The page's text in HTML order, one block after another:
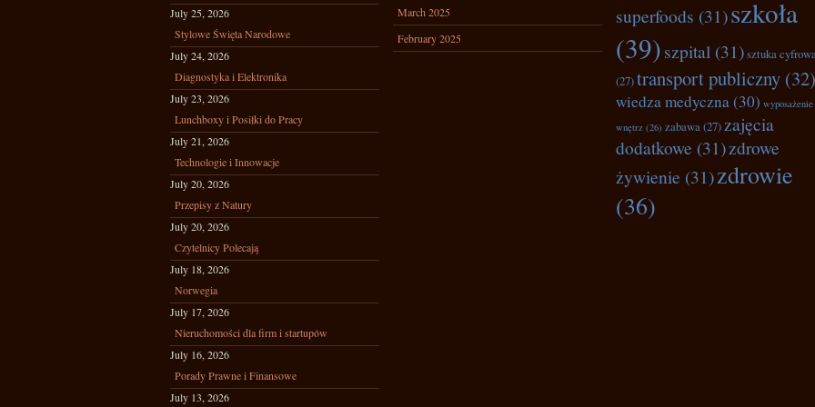
July 25, 2026
Stylowe Święta Narodowe
July 24, 2026
Diagnostyka i Elektronika
July 23, 2026
Lunchboxy i Posiłki do Pracy
July 21, 2026
Technologie i Innowacje
July 20, 2026
Przepisy z Natury
July 20, 2026
Czytelnicy Polecają
July 18, 2026
Norwegia
July 17, 2026
Nieruchomości dla firm i startupów
July 16, 2026
Porady Prawne i Finansowe
July 13, 2026
March 2025
February 2025
superfoods (31)szkoła
(39)szpital (31)sztuka
(27)transport publiczny (32)
wiedza medyczna(30) wyposażenie
wnętrz (26) zabawa(27) zajęcia
dodatkowe (31)zdrowe
żywienie (31)zdrowie
(36)